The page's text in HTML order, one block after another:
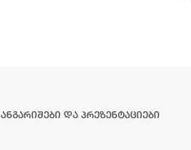
ანგარიშები და პრეზენტაციები